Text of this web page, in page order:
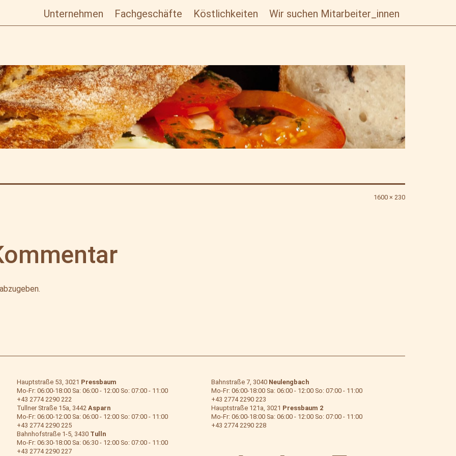
Unternehmen Fachgeschäfte Köstlichkeiten Wir suchen Mitarbeiter_innen
Originalgröße
1600 × 230
Hauptstraße 53, 3021 Pressbaum
Mo-Fr: 06:00-18:00 Sa: 06:00 - 12:00 So: 07:00 - 11:00
+43 2774 2290 222
Tullner Straße 15a, 3442Asparn
Mo-Fr: 06:00-12:00 Sa: 06:00 - 12:00 So: 07:00 - 11:00
+43 2774 2290 225
Bahnhofstraße 1-5, 3430 Tulln
Mo-Fr: 06:30-18:00 Sa: 06:30 - 12:00 So: 07:00 - 11:00
+43 2774 2290 227
Bahnstraße 7, 3040 Neulengbach
Mo-Fr: 06:00-18:00 Sa: 06:00 - 12:00 So: 07:00 - 11:00
+43 2774 2290 223
Hauptstraße 121a, 3021 Pressbaum 2
Mo-Fr: 06:00-18:00 Sa: 06:00 - 12:00 So: 07:00 - 11:00
+43 2774 2290 228